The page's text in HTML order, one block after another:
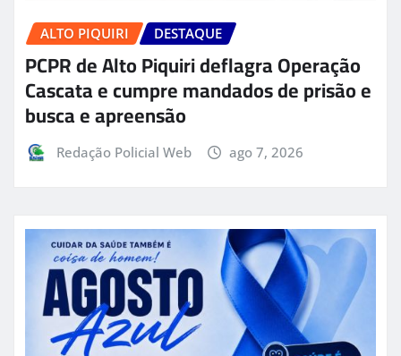
ALTO PIQUIRI DESTAQUE
PCPR de Alto Piquiri deflagra Operação
Cascata e cumpre mandados de prisão e
busca e apreensão
Redação Policial Web ago 7, 2026